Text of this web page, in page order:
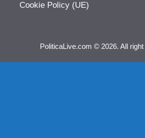
Cookie Policy (UE)
PoliticaLive.com © 2026. All